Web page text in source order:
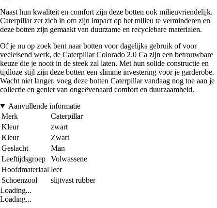
Naast hun kwaliteit en comfort zijn deze botten ook milieuvriendelijk.
Caterpillar zet zich in om zijn impact op het milieu te verminderen en
deze botten zijn gemaakt van duurzame en recyclebare materialen.
Of je nu op zoek bent naar botten voor dagelijks gebruik of voor
veeleisend werk, de Caterpillar Colorado 2.0 Ca zijn een betrouwbare
keuze die je nooit in de steek zal laten. Met hun solide constructie en
tijdloze stijl zijn deze botten een slimme investering voor je garderobe.
Wacht niet langer, voeg deze botten Caterpillar vandaag nog toe aan je
collectie en geniet van ongeëvenaard comfort en duurzaamheid.
Aanvullende informatie
Merk
Caterpillar
Kleur
zwart
Kleur
Zwart
Geslacht
Man
Leeftijdsgroep
Volwassene
Hoofdmateriaal leer
Schoenzool
slijtvast rubber
Loading...
Loading...